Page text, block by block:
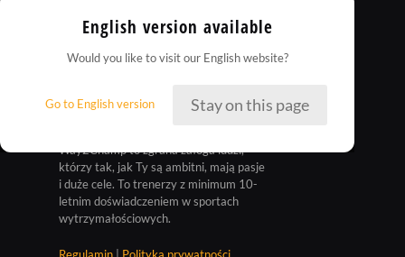
Way2Champ to zgrana załoga ludzi,
którzy tak, jak Ty są ambitni, mają pasje
i duże cele. To trenerzy z minimum 10-
letnim doświadczeniem w sportach
wytrzymałościowych.
English version available
Would you like to visit our English website?
Go to English version Stay on this page